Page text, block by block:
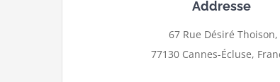
Addresse
67 Rue Désiré Thoison,
77130 Cannes-Écluse,